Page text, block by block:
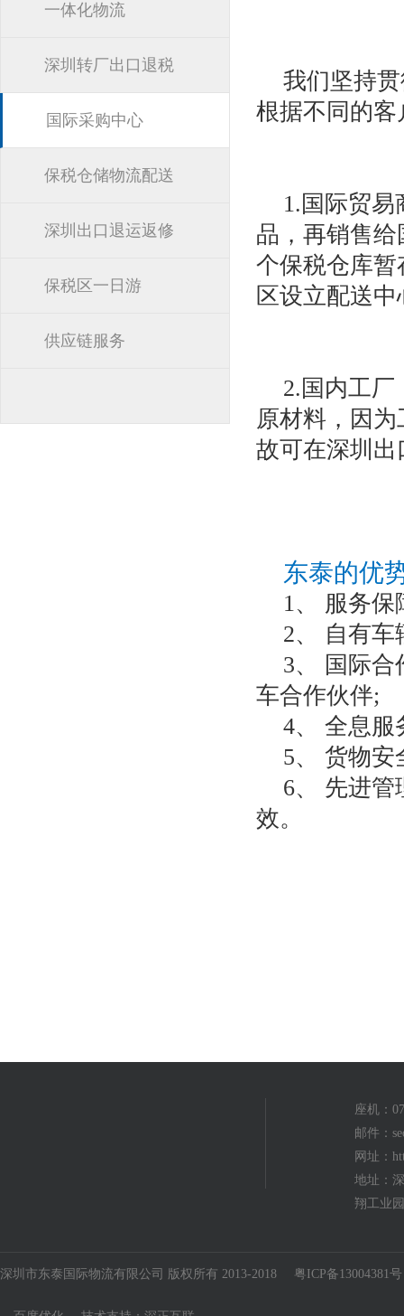
一体化物流
深圳转厂出口退税
国际采购中心
保税仓储物流配送
深圳出口退运返修
保税区一日游
供应链服务
我们坚持
根据不同的
1.国际贸
品，再销售
个保税仓库
区设立配送中
2.国内工
原材料，因
故可在深圳
东泰的优
1、 服务
2、 自有车
3、 国际
车合作伙伴;
4、 全息服
5、 货物安
6、 先进
效。
座机：
邮件：
网址：
地址：
翔工业
深圳市东泰国际物流有限公司 版权所有 2013-2018 粤ICP备13004381号